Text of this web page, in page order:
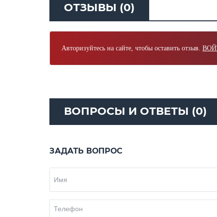
ОТЗЫВЫ (0)
Авторизуйтесь на сайте, чтобы оставить отзыв.
ВОПРОСЫ И ОТВЕТЫ (0)
ЗАДАТЬ ВОПРОС